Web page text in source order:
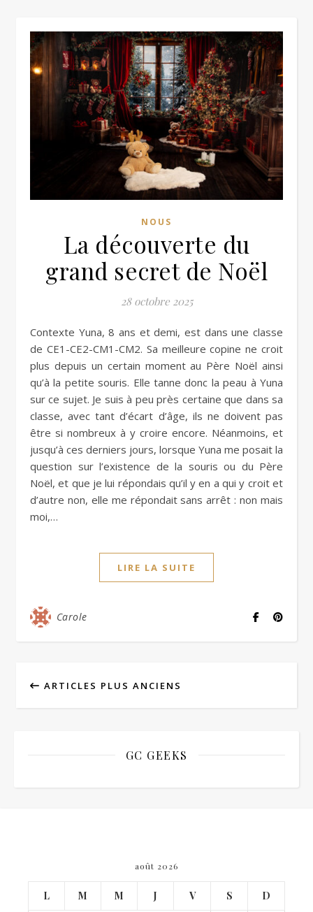
NOUS
La découverte du
grand secret de Noël
28 octobre 2025
Contexte Yuna, 8 ans et demi, est dans une classe
de CE1-CE2-CM1-CM2. Sa meilleure copine ne croit
plus depuis un certain moment au Père Noël ainsi
qu’à la petite souris. Elle tanne donc la peau à Yuna
sur ce sujet. Je suis à peu près certaine que dans sa
classe, avec tant d’écart d’âge, ils ne doivent pas
être si nombreux à y croire encore. Néanmoins, et
jusqu’à ces derniers jours, lorsque Yuna me posait la
question sur l’existence de la souris ou du Père
Noël, et que je lui répondais qu’il y en a qui y croit et
d’autre non, elle me répondait sans arrêt : non mais
moi,…
LIRE LA SUITE
Carole
ARTICLES PLUS ANCIENS
GC GEEKS
août 2026
L M M J V S D